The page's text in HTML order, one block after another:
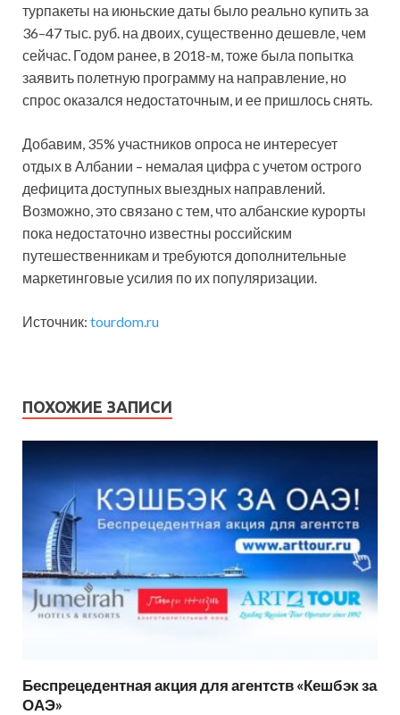
турпакеты на июньские даты было реально купить за
36–47 тыс. руб. на двоих, существенно дешевле, чем
сейчас. Годом ранее, в 2018-м, тоже была попытка
заявить полетную программу на направление, но
спрос оказался недостаточным, и ее пришлось снять.
Добавим, 35% участников опроса не интересует
отдых в Албании – немалая цифра с учетом острого
дефицита доступных выездных направлений.
Возможно, это связано с тем, что албанские курорты
пока недостаточно известны российским
путешественникам и требуются дополнительные
маркетинговые усилия по их популяризации.
Источник: tourdom.ru
ПОХОЖИЕ ЗАПИСИ
Беспрецедентная акция для агентств «Кешбэк за
ОАЭ»